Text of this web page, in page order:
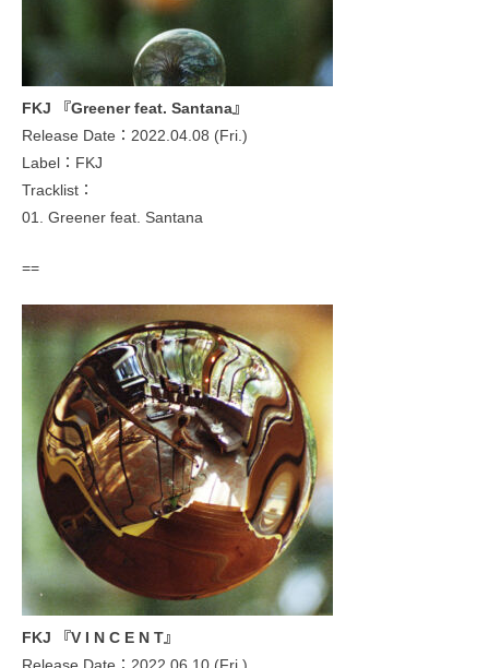
FKJ 『Greener feat. Santana』
Release Date：2022.04.08 (Fri.)
Label：FKJ
Tracklist：
01. Greener feat. Santana
==
FKJ 『V I N C E N T』
Release Date：2022.06.10 (Fri.)